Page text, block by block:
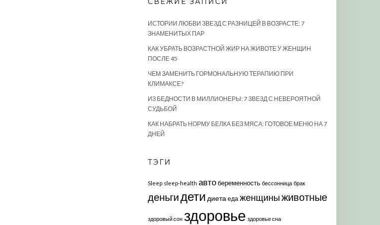
ИСТОРИИ ЛЮБВИ ЗВЕЗД С РАЗНИЦЕЙ В ВОЗРАСТЕ: 7
ЗНАМЕНИТЫХ ПАР
КАК УБРАТЬ ВОЗРАСТНОЙ ЖИР НА ЖИВОТЕ У ЖЕНЩИН
ПОСЛЕ 45
ЧЕМ ЗАМЕНИТЬ ГОРМОНАЛЬНУЮ ТЕРАПИЮ ПРИ
КЛИМАКСЕ?
ИЗ БЕДНОСТИ В МИЛЛИОНЕРЫ: 7 ЗВЕЗД С НЕВЕРОЯТНОЙ
СУДЬБОЙ
КАК НАБРАТЬ НОРМУ БЕЛКА БЕЗ МЯСА: ГОТОВОЕ МЕНЮ НА 7
ДНЕЙ
ТЭГИ
Sleep sleep-health автобеременность бессонница брак
деньгидети диета еда женщиныживотные
здоровый сон здоровье здоровье сна